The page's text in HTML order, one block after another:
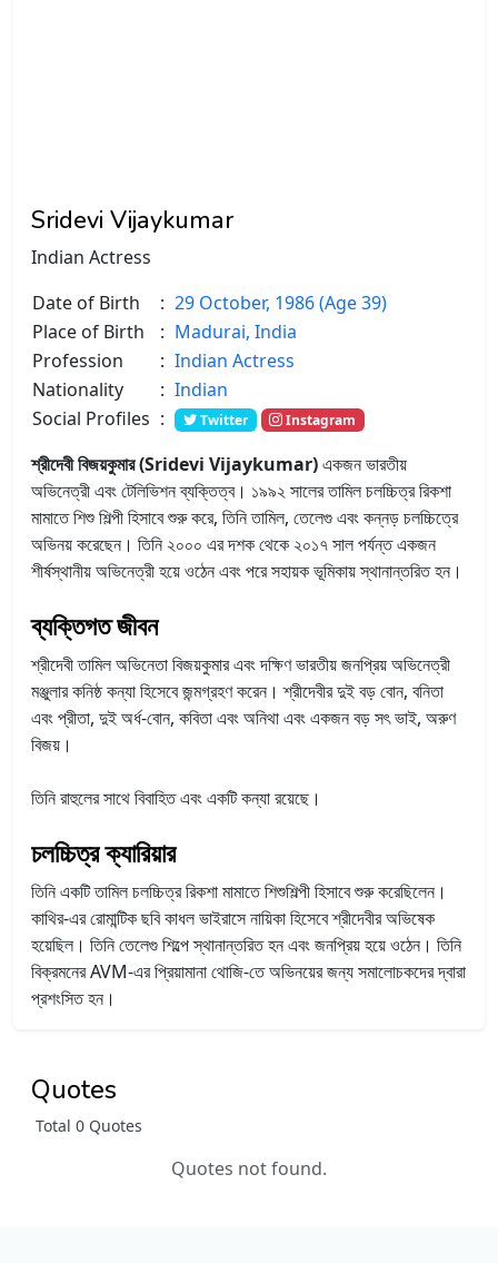
Sridevi Vijaykumar
Indian Actress
Date of Birth
: 29 October, 1986 (Age 39)
Place of Birth
: Madurai, India
Profession
: Indian Actress
Nationality
: Indian
Social Profiles : Twitter Instagram
শ্রীদেবী বিজয়কুমার (Sridevi Vijaykumar)একজন ভারতীয়
অভিনেত্রী এবং টেলিভিশন ব্যক্তিত্ব। ১৯৯২ সালের তামিল চলচ্চিত্র রিকশা
মামাতে শিশু শিল্পী হিসাবে শুরু করে, তিনি তামিল, তেলেগু এবং কন্নড় চলচ্চিত্রে
অভিনয় করেছেন। তিনি ২০০০ এর দশক থেকে ২০১৭ সাল পর্যন্ত একজন
শীর্ষস্থানীয় অভিনেত্রী হয়ে ওঠেন এবং পরে সহায়ক ভূমিকায় স্থানান্তরিত হন।
ব্যক্তিগত জীবন
শ্রীদেবী তামিল অভিনেতা বিজয়কুমার এবং দক্ষিণ ভারতীয় জনপ্রিয় অভিনেত্রী
মঞ্জুলার কনিষ্ঠ কন্যা হিসেবে জন্মগ্রহণ করেন। শ্রীদেবীর দুই বড় বোন, বনিতা
এবং প্রীতা, দুই অর্ধ-বোন, কবিতা এবং অনিথা এবং একজন বড় সৎ ভাই, অরুণ
বিজয়।
তিনি রাহুলের সাথে বিবাহিত এবং একটি কন্যা রয়েছে।
চলচ্চিত্র ক্যারিয়ার
তিনি একটি তামিল চলচ্চিত্র রিকশা মামাতে শিশুশিল্পী হিসাবে শুরু করেছিলেন।
কাথির-এর রোমান্টিক ছবি কাধল ভাইরাসে নায়িকা হিসেবে শ্রীদেবীর অভিষেক
হয়েছিল। তিনি তেলেগু শিল্পে স্থানান্তরিত হন এবং জনপ্রিয় হয়ে ওঠেন। তিনি
বিক্রমনের AVM-এর প্রিয়ামানা থোজি-তে অভিনয়ের জন্য সমালোচকদের দ্বারা
প্রশংসিত হন।
Quotes
Total 0 Quotes
Quotes not found.